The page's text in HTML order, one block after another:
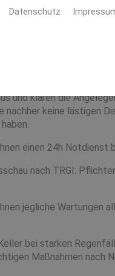
Sie
und klären die
nachher keine lästigen
einen 24h Notdienst
nach TRGI:
jegliche Wartungen
bei starken
Maßnahmen nach
Datenschutz